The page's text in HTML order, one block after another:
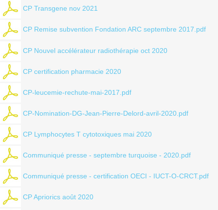
CP Transgene nov 2021
CP Remise subvention Fondation ARC septembre 2017.pdf
CP Nouvel accélérateur radiothérapie oct 2020
CP certification pharmacie 2020
CP-leucemie-rechute-mai-2017.pdf
CP-Nomination-DG-Jean-Pierre-Delord-avril-2020.pdf
CP Lymphocytes T cytotoxiques mai 2020
Communiqué presse - septembre turquoise - 2020.pdf
Communiqué presse - certification OECI - IUCT-O-CRCT.pdf
CP Apriorics août 2020